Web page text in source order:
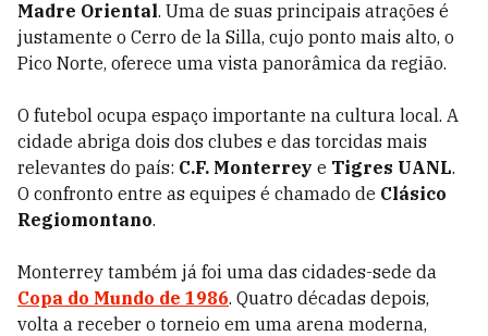
Madre Oriental. Uma de suas principais atrações é
justamente o Cerro de la Silla, cujo ponto mais alto, o
Pico Norte, oferece uma vista panorâmica da região.
O futebol ocupa espaço importante na cultura local. A
cidade abriga dois dos clubes e das torcidas mais
relevantes do país: C.F. Monterrey e Tigres UANL.
O confronto entre as equipes é chamado de Clásico
Regiomontano.
Monterrey também já foi uma das cidades-sede da
Copa do Mundo de 1986. Quatro décadas depois,
volta a receber o torneio em uma arena moderna,